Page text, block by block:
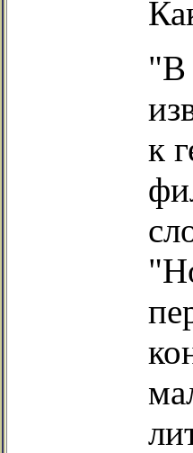
"В
к